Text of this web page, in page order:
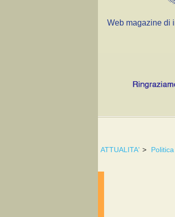
Web magazine di
ATTUALITA' > Politica